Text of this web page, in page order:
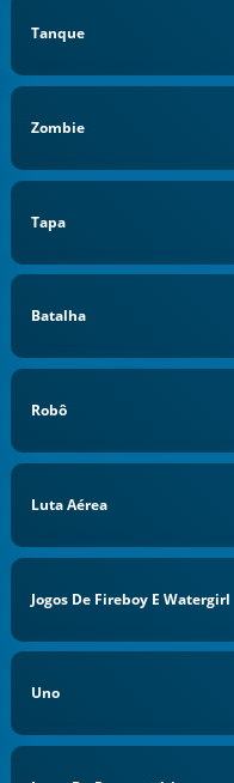
Tanque
Zombie
Tapa
Batalha
Robô
Luta Aérea
Jogos De Fireboy E Watergirl
Uno